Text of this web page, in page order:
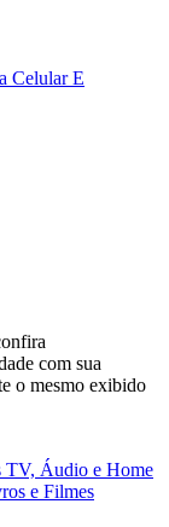
Celular E
com sua
o mesmo exibido
TV, Áudio e Home
e Filmes